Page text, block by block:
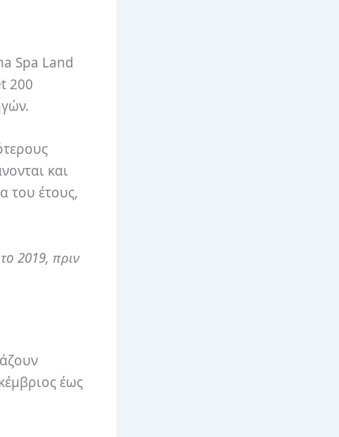
Spa Land
200
και
του έτους,
2019, πριν
έως